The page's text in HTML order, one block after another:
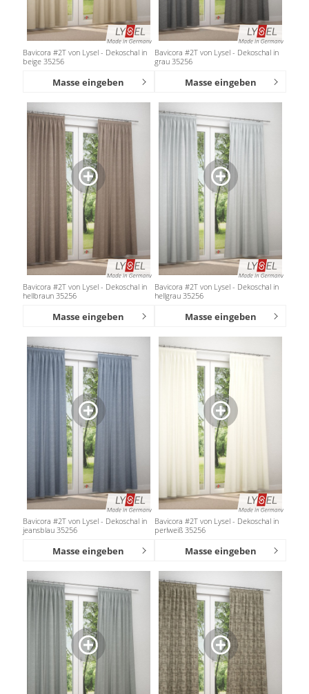
Bavicora #2T von Lysel - Dekoschal in
beige 35256
Masse eingeben
Bavicora #2T von Lysel - Dekoschal in
grau 35256
Masse eingeben
Bavicora #2T von Lysel - Dekoschal in
hellbraun 35256
Masse eingeben
Bavicora #2T von Lysel - Dekoschal in
hellgrau 35256
Masse eingeben
Bavicora #2T von Lysel - Dekoschal in
jeansblau 35256
Masse eingeben
Bavicora #2T von Lysel - Dekoschal in
perlweiß 35256
Masse eingeben